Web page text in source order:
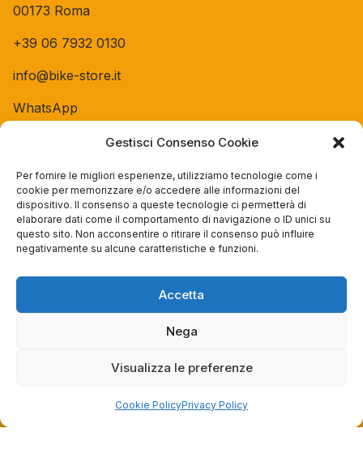
Gestisci Consenso Cookie
Per fornire le migliori esperienze, utilizziamo tecnologie come i
cookie per memorizzare e/o accedere alle informazioni del
dispositivo. Il consenso a queste tecnologie ci permetterà di
elaborare dati come il comportamento di navigazione o ID unici su
questo sito. Non acconsentire o ritirare il consenso può influire
negativamente su alcune caratteristiche e funzioni.
Accetta
Nega
Visualizza le preferenze
Cookie PolicyPrivacy Policy
00173 Roma
+39 06 7932 0130
info@bike-store.it
WhatsApp
Lun: 15 – 19
Mar – Sab: 10 – 13:30 ⇢ 14:30 – 19:00
Dom: chiuso
Valutazione usato